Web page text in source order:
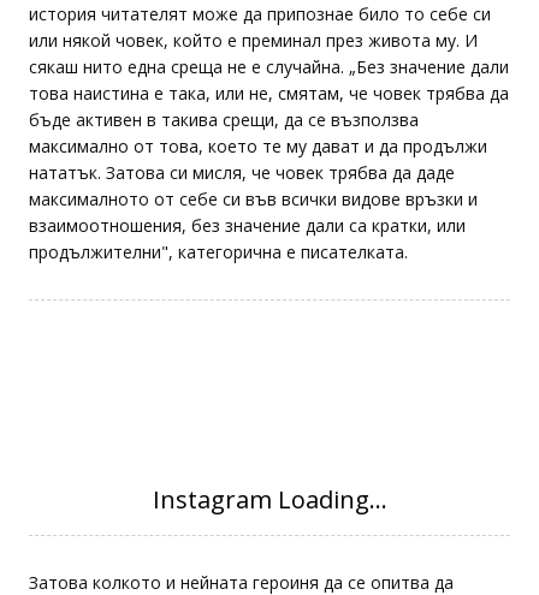
история читателят може да припознае било то себе си
или някой човек, който е преминал през живота му. И
сякаш нито една среща не е случайна. „Без значение дали
това наистина е така, или не, смятам, че човек трябва да
бъде активен в такива срещи, да се възползва
максимално от това, което те му дават и да продължи
нататък. Затова си мисля, че човек трябва да даде
максималното от себе си във всички видове връзки и
взаимоотношения, без значение дали са кратки, или
продължителни", категорична е писателката.
Затова колкото и нейната героиня да се опитва да